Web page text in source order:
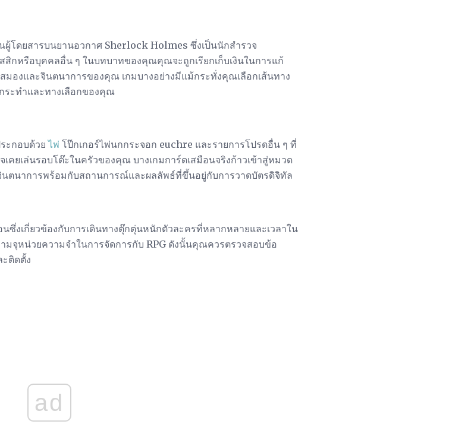
โดยสารบนยานอวกาศ Sherlock Holmes ซึ่งเป็นนักสำรวจ
กหรือบุคคลอื่น ๆ ในบทบาทของคุณคุณจะถูกเรียกเก็บเงินในการแก้
องและจินตนาการของคุณ เกมบางอย่างมีแม้กระทั่งคุณเลือกเส้นทาง
ระทำและทางเลือกของคุณ
ะกอบด้วยไพ่ โป๊กเกอร์ไพ่นกกระจอก euchre และรายการโปรดอื่น ๆ ที่
คยเล่นรอบโต๊ะในครัวของคุณ บางเกมการ์ดเสมือนจริงก้าวเข้าสู่หมวด
ตนาการพร้อมกับสถานการณ์และผลลัพธ์ที่ขึ้นอยู่กับการวาดบัตรดิจิทัล
ซึ่งเกี่ยวข้องกับการเดินทางตุ๊กตุ่นหนักตัวละครที่หลากหลายและเวลาใน
มจุหน่วยความจำในการจัดการกับ RPG ดังนั้นคุณควรตรวจสอบข้อ
ติดตั้ง
ad